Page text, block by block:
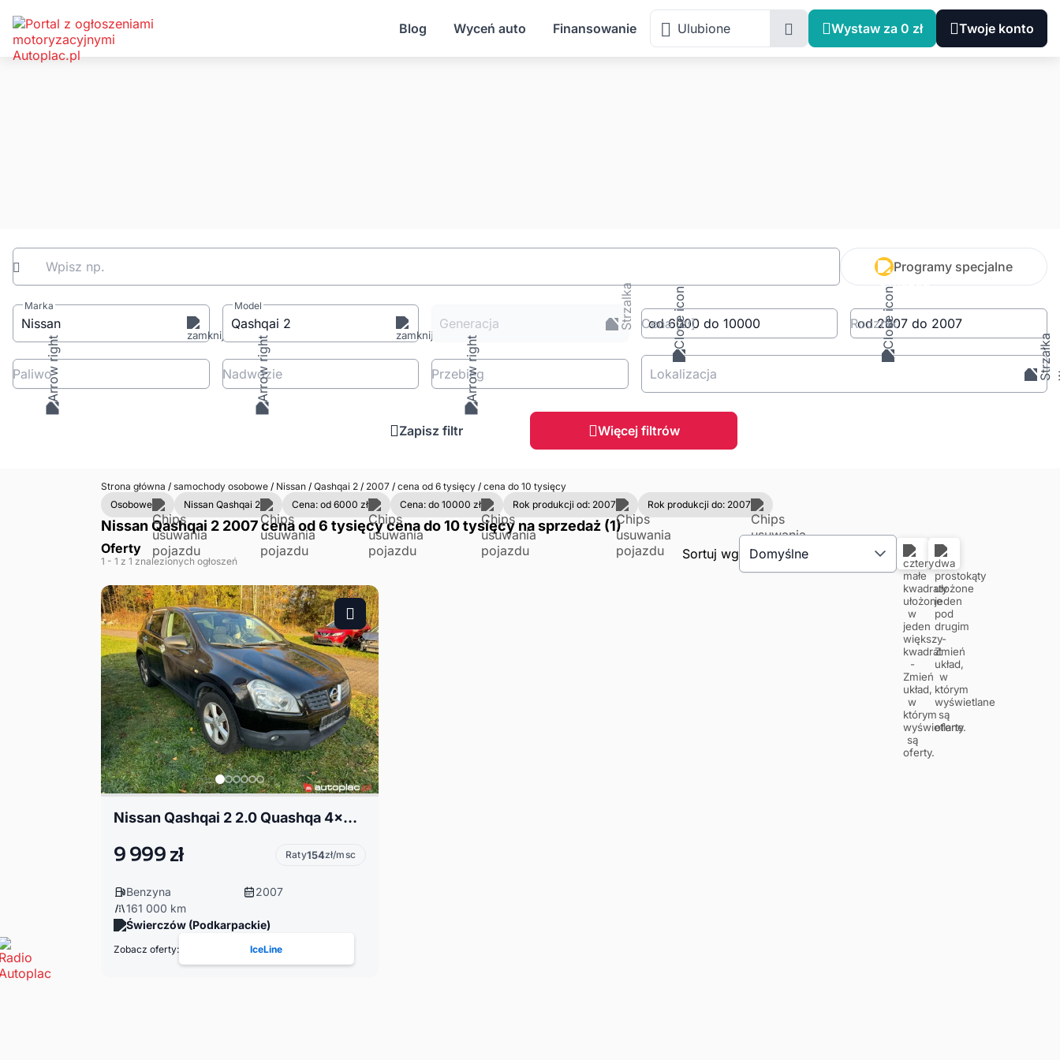
Blog Wyceń auto Finansowanie Ulubione Wystaw za 0 zł Twoje konto
Wpisz np. Programy specjalne
Marka
Nissan
Model
Qashqai 2 Generacja Cena[zł] Rocznik
Paliwo Nadwozie Przebieg Lokalizacja
Zapisz filtr Więcej filtrów
Strona główna /samochody osobowe /Nissan /Qashqai 2 /2007 /cena od 6 tysięcy /cena do 10 tysięcy
Osobowe
Nissan Qashqai 2 Cena: od 6000 zł Cena: do 10000 zł Rok produkcji od: 2007 Rok produkcji do: 2007
Nissan Qashqai 2 2007 cena od 6 tysięcy cena do 10 tysięcy na sprzedaż (1)
Oferty
1 - 1 z 1 znalezionych ogłoszeń Sortuj wg Domyślne
Nissan Qashqai 2 2.0 Quashqa 4x4 okazja
9 999 zł Raty154zł/msc
Benzyna
2007
161 000 km
Świerczów (Podkarpackie)
Zobacz oferty: IceLine